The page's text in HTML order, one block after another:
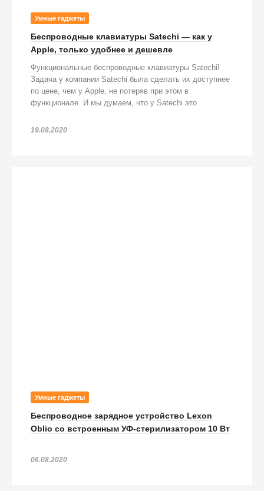
Умные гаджеты
Беспроводные клавиатуры Satechi — как у
Apple, только удобнее и дешевле
Функциональные беспроводные клавиатуры Satechi!
Задача у компании Satechi была сделать их доступнее
по цене, чем у Apple, не потеряв при этом в
функционале. И мы думаем, что у Satechi это
19.08.2020
Умные гаджеты
Беспроводное зарядное устройство Lexon
Oblio со встроенным УФ-стерилизатором 10 Вт
06.08.2020